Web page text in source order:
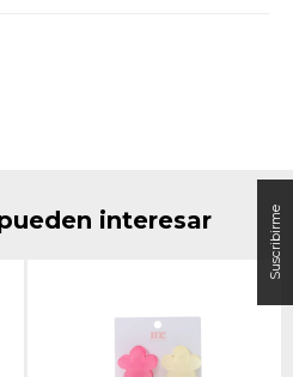
interesar